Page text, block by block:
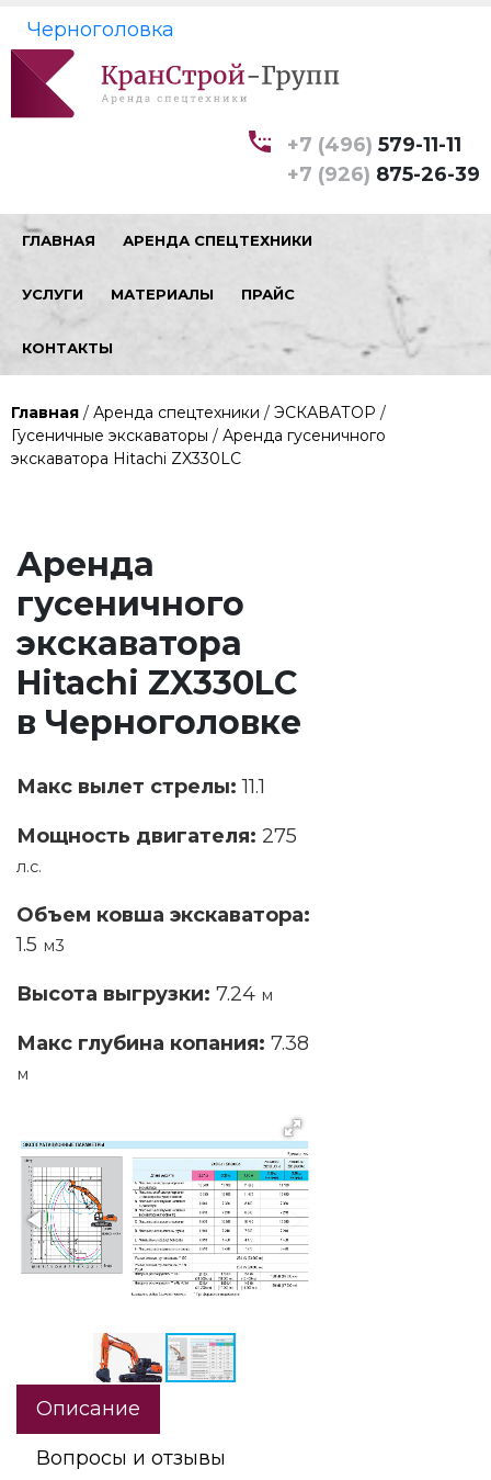
+7 (496) 579-11-11
+7 (926) 875-26-39
Черноголовка
ГЛАВНАЯ АРЕНДА СПЕЦТЕХНИКИ
УСЛУГИ МАТЕРИАЛЫ ПРАЙС
КОНТАКТЫ
Главная / Аренда спецтехники / ЭСКАВАТОР /
Гусеничные экскаваторы / Аренда гусеничного
экскаватора Hitachi ZX330LC
Аренда
гусеничного
экскаватора
Hitachi ZX330LC
в Черноголовке
Макс вылет стрелы: 11.1
Мощность двигателя: 275
л.с.
Объем ковша экскаватора:
1.5 м3
Высота выгрузки: 7.24 м
Макс глубина копания: 7.38
м
Описание
Вопросы и отзывы